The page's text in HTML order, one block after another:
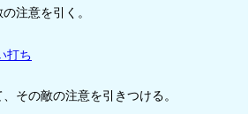
注意を引く。
打ち
その敵の注意を引きつける。